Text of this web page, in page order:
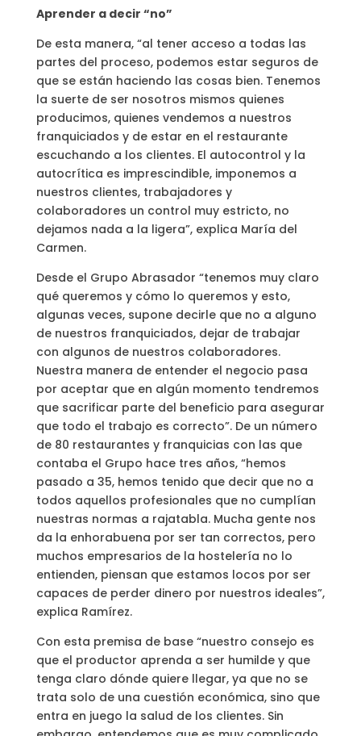
Aprender a decir “no”
De esta manera, “al tener acceso a todas las
partes del proceso, podemos estar seguros de
que se están haciendo las cosas bien. Tenemos
la suerte de ser nosotros mismos quienes
producimos, quienes vendemos a nuestros
franquiciados y de estar en el restaurante
escuchando a los clientes. El autocontrol y la
autocrítica es imprescindible, imponemos a
nuestros clientes, trabajadores y
colaboradores un control muy estricto, no
dejamos nada a la ligera”, explica María del
Carmen.
Desde el Grupo Abrasador “tenemos muy claro
qué queremos y cómo lo queremos y esto,
algunas veces, supone decirle que no a alguno
de nuestros franquiciados, dejar de trabajar
con algunos de nuestros colaboradores.
Nuestra manera de entender el negocio pasa
por aceptar que en algún momento tendremos
que sacrificar parte del beneficio para asegurar
que todo el trabajo es correcto”. De un número
de 80 restaurantes y franquicias con las que
contaba el Grupo hace tres años, “hemos
pasado a 35, hemos tenido que decir que no a
todos aquellos profesionales que no cumplían
nuestras normas a rajatabla. Mucha gente nos
da la enhorabuena por ser tan correctos, pero
muchos empresarios de la hostelería no lo
entienden, piensan que estamos locos por ser
capaces de perder dinero por nuestros ideales”,
explica Ramírez.
Con esta premisa de base “nuestro consejo es
que el productor aprenda a ser humilde y que
tenga claro dónde quiere llegar, ya que no se
trata solo de una cuestión económica, sino que
entra en juego la salud de los clientes. Sin